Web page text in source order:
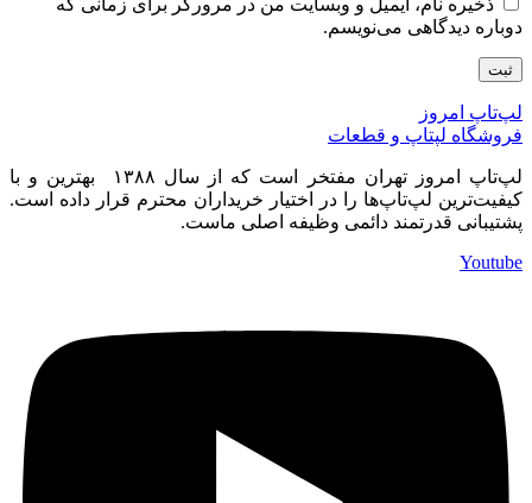
ذخیره نام، ایمیل و وبسایت من در مرورگر برای زمانی که
دوباره دیدگاهی می‌نویسم.
لپ‌تاپ امروز
فروشگاه لپتاپ و قطعات
لپ‌تاپ امروز تهران مفتخر است که از سال ۱۳۸۸ بهترین و با
کیفیت‌ترین لپ‌تاپ‌ها را در اختیار خریداران محترم قرار داده است.
پشتیبانی قدرتمند دائمی وظیفه اصلی ماست.
Youtube